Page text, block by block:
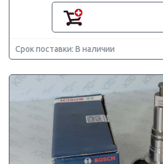
Срок поставки: В наличии